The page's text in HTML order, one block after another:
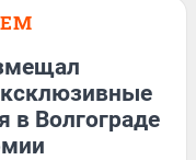
в Волгограде